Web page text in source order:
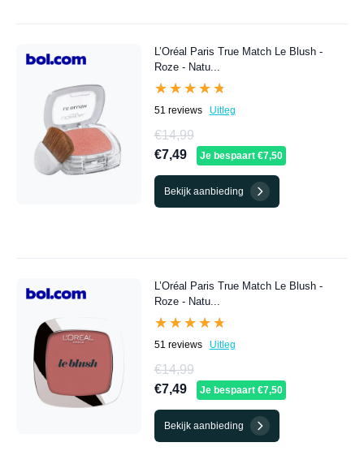
L’Oréal Paris True Match Le Blush -
Roze - Natu...
★★★★★
★★★★★
51 reviews Uitleg
€14,99
€7,49
Je bespaart €7,50
Bekijk aanbieding
L’Oréal Paris True Match Le Blush -
Roze - Natu...
★★★★★
★★★★★
51 reviews Uitleg
€14,99
€7,49
Je bespaart €7,50
Bekijk aanbieding